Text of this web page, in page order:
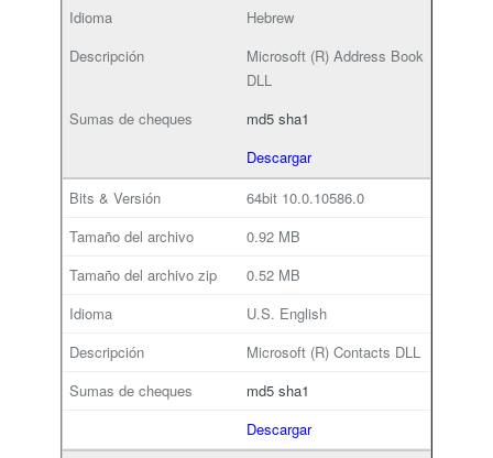
Hebrew
Microsoft (R) Address Book
DLL
md5 sha1
Descargar
64bit 10.0.10586.0
0.92 MB
0.52 MB
U.S. English
Microsoft (R) Contacts DLL
md5 sha1
Descargar